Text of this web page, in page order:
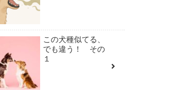
この犬種似てる、
でも違う！ その
１